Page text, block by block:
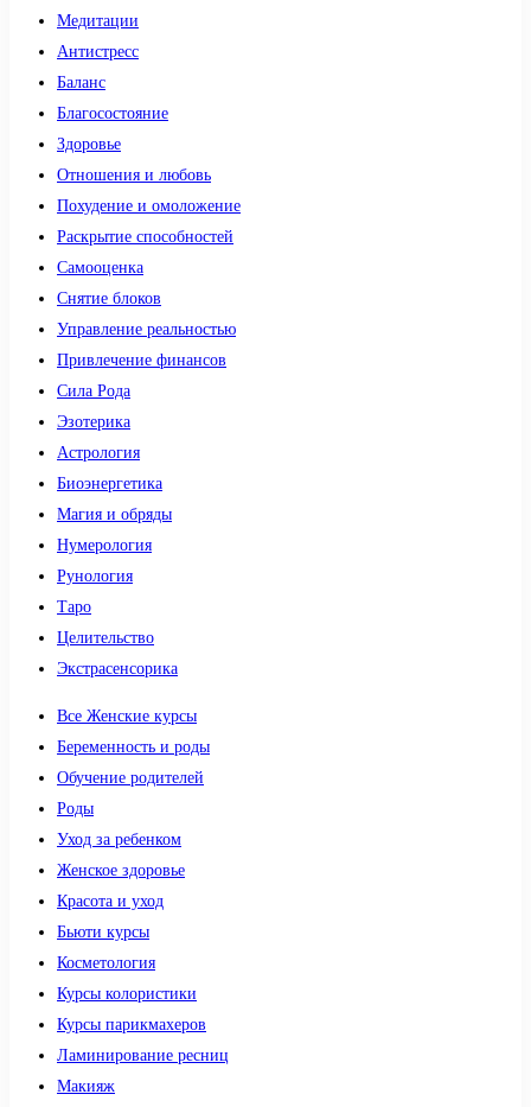
Медитации
Антистресс
Баланс
Благосостояние
Здоровье
Отношения и любовь
Похудение и омоложение
Раскрытие способностей
Самооценка
Снятие блоков
Управление реальностью
Привлечение финансов
Сила Рода
Эзотерика
Астрология
Биоэнергетика
Магия и обряды
Нумерология
Рунология
Таро
Целительство
Экстрасенсорика
Все Женские курсы
Беременность и роды
Обучение родителей
Роды
Уход за ребенком
Женское здоровье
Красота и уход
Бьюти курсы
Косметология
Курсы колористики
Курсы парикмахеров
Ламинирование ресниц
Макияж